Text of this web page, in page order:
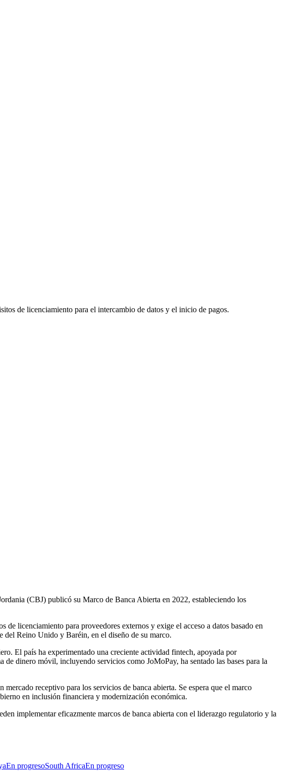
de licenciamiento para el intercambio de datos y el inicio de pagos.
(CBJ) publicó su Marco de Banca Abierta en 2022, estableciendo los
licenciamiento para proveedores externos y exige el acceso a datos basado en
del Reino Unido y Baréin, en el diseño de su marco.
El país ha experimentado una creciente actividad fintech, apoyada por
dinero móvil, incluyendo servicios como JoMoPay, ha sentado las bases para la
receptivo para los servicios de banca abierta. Se espera que el marco
en inclusión financiera y modernización económica.
implementar eficazmente marcos de banca abierta con el liderazgo regulatorio y la
En progresoSouth AfricaEn progreso